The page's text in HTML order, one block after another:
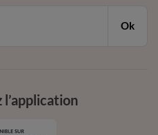
Ok
l’application